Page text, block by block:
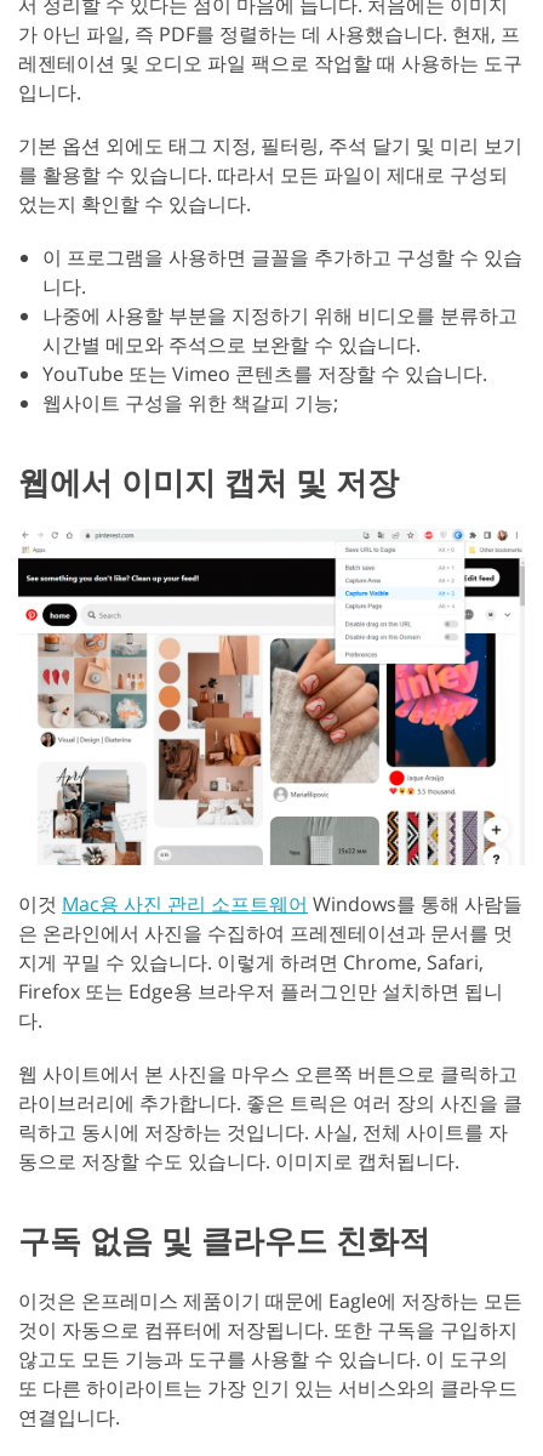
가 아닌 파일, 즉 PDF를 정렬하는 데 사용했습니다. 현재, 프
레젠테이션 및 오디오 파일 팩으로 작업할 때 사용하는 도구
입니다.
기본 옵션 외에도 태그 지정, 필터링, 주석 달기 및 미리 보기
를 활용할 수 있습니다. 따라서 모든 파일이 제대로 구성되
었는지 확인할 수 있습니다.
이 프로그램을 사용하면 글꼴을 추가하고 구성할 수 있습
니다.
나중에 사용할 부분을 지정하기 위해 비디오를 분류하고
시간별 메모와 주석으로 보완할 수 있습니다.
YouTube 또는 Vimeo 콘텐츠를 저장할 수 있습니다.
웹사이트 구성을 위한 책갈피 기능;
웹에서 이미지 캡처 및 저장
이것 Mac용 사진 관리 소프트웨어 Windows를 통해 사람들
은 온라인에서 사진을 수집하여 프레젠테이션과 문서를 멋
지게 꾸밀 수 있습니다. 이렇게 하려면 Chrome, Safari,
Firefox 또는 Edge용 브라우저 플러그인만 설치하면 됩니
다.
웹 사이트에서 본 사진을 마우스 오른쪽 버튼으로 클릭하고
라이브러리에 추가합니다. 좋은 트릭은 여러 장의 사진을 클
릭하고 동시에 저장하는 것입니다. 사실, 전체 사이트를 자
동으로 저장할 수도 있습니다. 이미지로 캡처됩니다.
구독 없음 및 클라우드 친화적
이것은 온프레미스 제품이기 때문에 Eagle에 저장하는 모든
것이 자동으로 컴퓨터에 저장됩니다. 또한 구독을 구입하지
않고도 모든 기능과 도구를 사용할 수 있습니다. 이 도구의
또 다른 하이라이트는 가장 인기 있는 서비스와의 클라우드
연결입니다.